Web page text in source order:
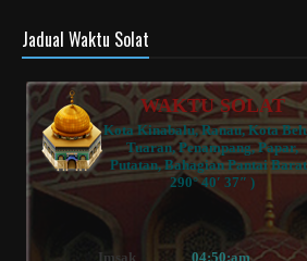
Jadual Waktu Solat